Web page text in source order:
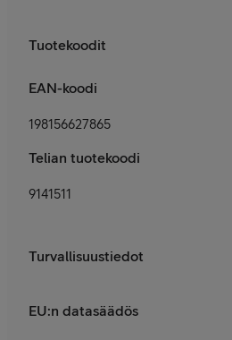
Tuotekoodit
EAN-koodi
198156627865
Telian tuotekoodi
9141511
Turvallisuustiedot
EU:n datasäädös